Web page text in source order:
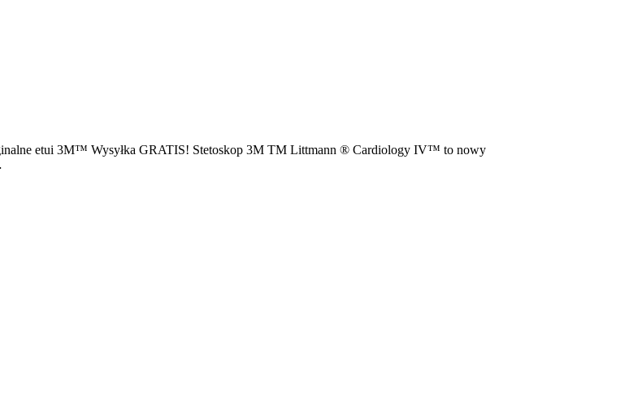
etui 3M™ Wysyłka GRATIS! Stetoskop 3M TM Littmann ® Cardiology IV™ to nowy